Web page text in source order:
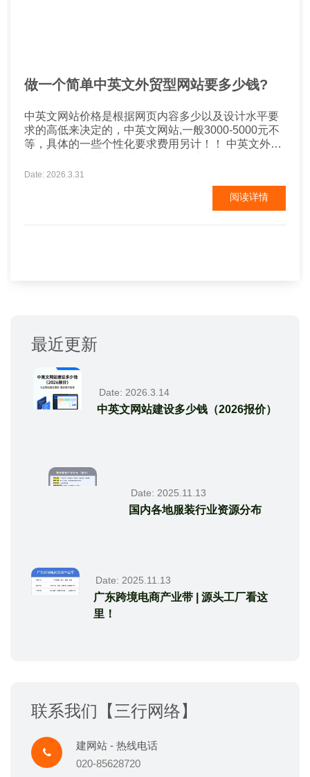
做一个简单中英文外贸型网站要多少钱?
中英文网站价格是根据网页内容多少以及设计水平要
求的高低来决定的，中英文网站,一般3000-5000元不
等，具体的一些个性化要求费用另计！！ 中英文外贸
优质的美国服务器，保证安全性和打开速度。 2.主要
网站的布局，做好seo布局对排名比较好。因为我们做
Date: 2026.3.31
阅读详情
最近更新
Date: 2026.3.14
中英文网站建设多少钱（2026报价）
Date: 2025.11.13
国内各地服装行业资源分布
Date: 2025.11.13
广东跨境电商产业带 | 源头工厂看这
里！
联系我们【三行网络】
建网站 - 热线电话
020-85628720